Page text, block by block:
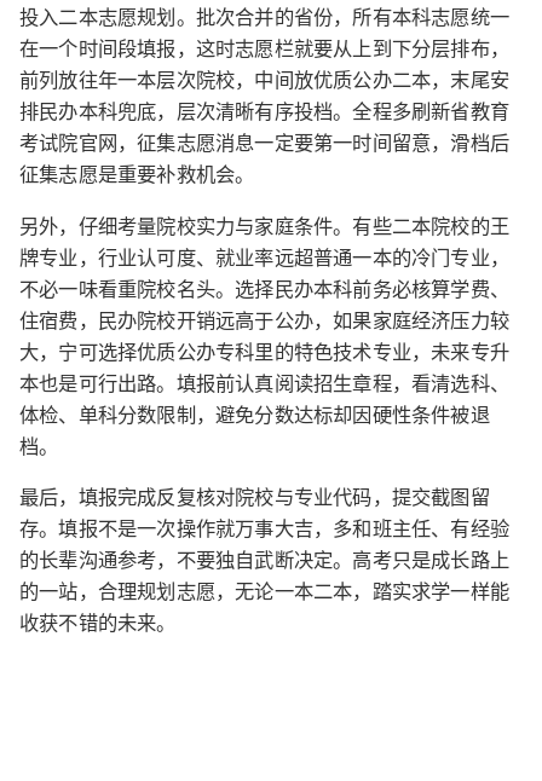
投入二本志愿规划。批次合并的省份，所有本科志愿统一
在一个时间段填报，这时志愿栏就要从上到下分层排布，
前列放往年一本层次院校，中间放优质公办二本，末尾安
排民办本科兜底，层次清晰有序投档。全程多刷新省教育
考试院官网，征集志愿消息一定要第一时间留意，滑档后
征集志愿是重要补救机会。
另外，仔细考量院校实力与家庭条件。有些二本院校的王
牌专业，行业认可度、就业率远超普通一本的冷门专业，
不必一味看重院校名头。选择民办本科前务必核算学费、
住宿费，民办院校开销远高于公办，如果家庭经济压力较
大，宁可选择优质公办专科里的特色技术专业，未来专升
本也是可行出路。填报前认真阅读招生章程，看清选科、
体检、单科分数限制，避免分数达标却因硬性条件被退
档。
最后，填报完成反复核对院校与专业代码，提交截图留
存。填报不是一次操作就万事大吉，多和班主任、有经验
的长辈沟通参考，不要独自武断决定。高考只是成长路上
的一站，合理规划志愿，无论一本二本，踏实求学一样能
收获不错的未来。